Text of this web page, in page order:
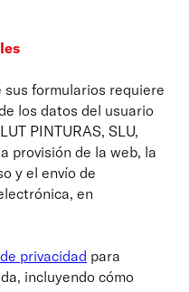
formularios requiere
los datos del usuario
PINTURAS, SLU,
provisión de la web, la
y el envío de
en
privacidad para
incluyendo cómo